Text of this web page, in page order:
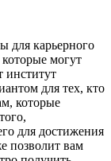
для карьерного
могут
институт
для тех, кто
которые
для достижения
позволит вам